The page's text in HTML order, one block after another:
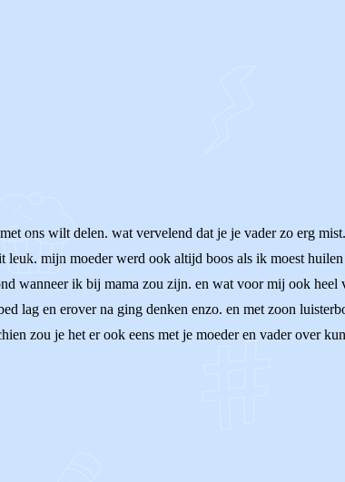
ons wilt delen. wat vervelend dat je je vader zo erg
mijn moeder werd ook altijd boos als ik moest
wanneer ik bij mama zou zijn. en wat voor mij ook
lag en erover na ging denken enzo. en met zoon
zou je het er ook eens met je moeder en vader over